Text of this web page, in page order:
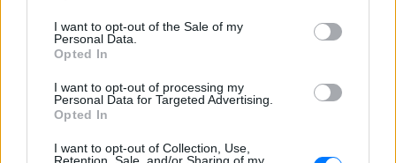
I want to opt-out of the Sale of my
Personal Data.
Opted In
I want to opt-out of processing my
Personal Data for Targeted Advertising.
Opted In
I want to opt-out of Collection, Use,
Retention, Sale, and/or Sharing of my
ΔΕΙΤΕ ΕΠΙΣΗΣ
ΣΤΗΝ ΙΔΙΑ ΚΑΤΗΓΟΡΙΑ
στην Κέρκυρα: «Θα σηκωθώ πιο